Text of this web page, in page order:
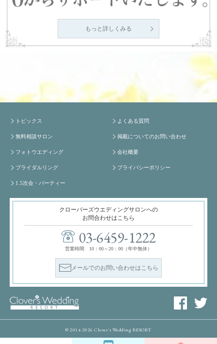
もっと詳しくみる
トピックス
無料相談サロン
フォトウエディング
ブライダルリング
1.5次会・パーティー
よくある質問
掲載についてのお問い合わせ
会社概要
プライバシーポリシー
クローバーズウエディングサロンへの
お問合わせはこちら
03-6459-1222
営業時間 10：00～20：00（年中無休）
メールでのお問い合わせはこちら
© 2014-2026 Clover's Wedding RESORT